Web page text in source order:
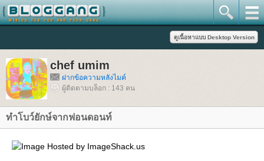
chef umim
ฝากข้อความหลังไมค์
ผู้ติดตามบล็อก : 143 คน
ทำโบว์ยักษ์จากฟอนดอนท์